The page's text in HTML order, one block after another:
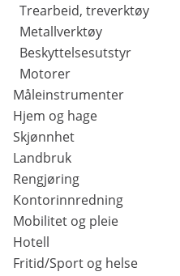
Trearbeid, treverktøy
Metallverktøy
Beskyttelsesutstyr
Motorer
Måleinstrumenter
Hjem og hage
Skjønnhet
Landbruk
Rengjøring
Kontorinnredning
Mobilitet og pleie
Hotell
Fritid/Sport og helse